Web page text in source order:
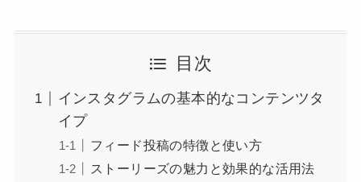
目次
インスタグラムの基本的なコンテンツタ
イプ
フィード投稿の特徴と使い方
ストーリーズの魅力と効果的な活用法